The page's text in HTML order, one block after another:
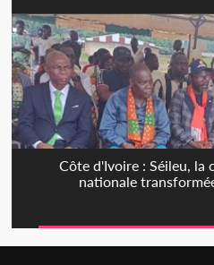
Côte d'Ivoire : Séileu, la
nationale